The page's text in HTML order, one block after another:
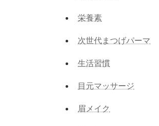
栄養素
次世代まつげパーマ
生活習慣
目元マッサージ
眉メイク